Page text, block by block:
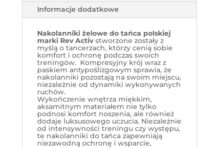
Informacje dodatkowe
Nakolanniki żelowe do tańca polskiej
marki Rev Activstworzone zostały z
myślą o tancerzach, którzy cenią sobie
komfort i ochronę podczas swoich
treningów. Kompresyjny krój wraz z
paskiem antypoślizgowym sprawia, że
nakolanniki pozostają na swoim miejscu,
niezależnie od dynamiki wykonywanych
ruchów.
Wykończenie wnętrza miękkim,
aksamitnym materiałem nie tylko
podnosi komfort noszenia, ale również
dodaje luksusowego uczucia. Niezależnie
od intensywności treningu czy występu,
te nakolanniki do tańca zapewniają
niezawodną ochronę i wsparcie,